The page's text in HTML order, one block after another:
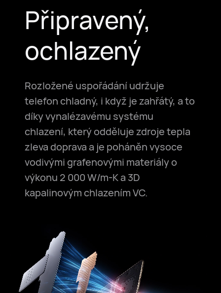
Připravený,
ochlazený
Rozložené uspořádání udržuje
telefon chladný, i když je zahřátý, a to
díky vynalézavému systému
chlazení, který odděluje zdroje tepla
zleva doprava a je poháněn vysoce
vodivými grafenovými materiály o
výkonu 2 000 W/m-K a 3D
kapalinovým chlazením VC.